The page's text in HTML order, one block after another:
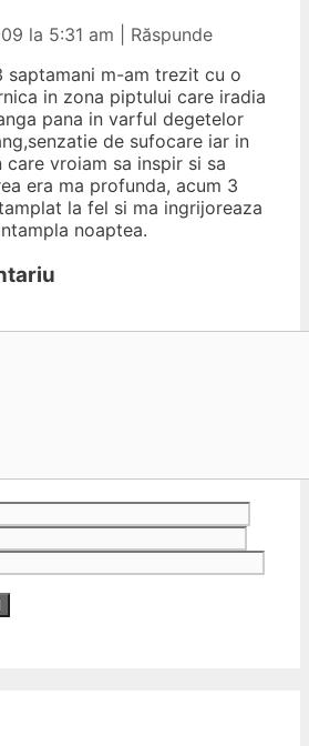
la 5:31 am
Răspunde
saptamani m-am trezit cu o
in zona piptului care iradia
pana in varful degetelor
de sufocare iar in
care vroiam sa inspir si sa
era ma profunda, acum 3
la fel si ma ingrijoreaza
noaptea.